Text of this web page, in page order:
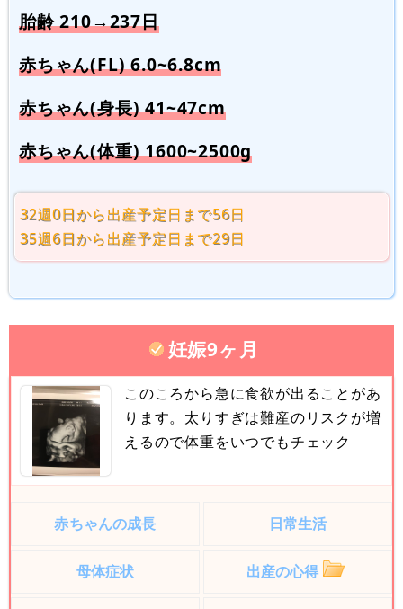
胎齢 210→237日
赤ちゃん(FL) 6.0~6.8cm
赤ちゃん(身長) 41~47cm
赤ちゃん(体重) 1600~2500g
32週0日から出産予定日まで56日
35週6日から出産予定日まで29日
妊娠9ヶ月
このころから急に食欲が出ることがあ
ります。太りすぎは難産のリスクが増
えるので体重をいつでもチェック
赤ちゃんの成長 日常生活
母体症状 出産の心得